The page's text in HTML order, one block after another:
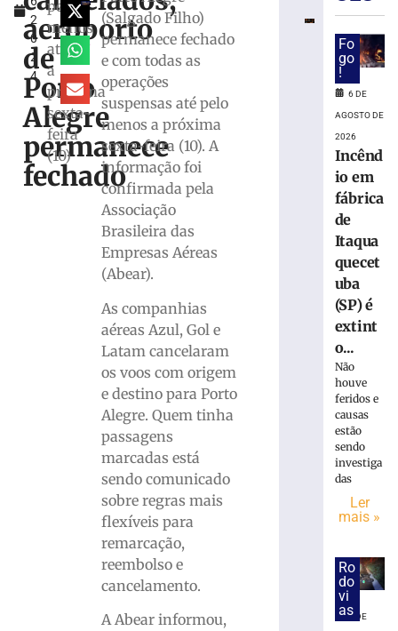
2
0
2
4
aeroporto
de
Porto
Alegre
permanece
fechado
pelo
menos
até
a
próxima
sexta-
feira
(10)
(Salgado Filho)
permanece fechado
e com todas as
operações
suspensas até pelo
menos a próxima
sexta-feira (10). A
informação foi
confirmada pela
Associação
Brasileira das
Empresas Aéreas
(Abear).
As companhias
aéreas Azul, Gol e
Latam cancelaram
os voos com origem
e destino para Porto
Alegre. Quem tinha
passagens
marcadas está
sendo comunicado
sobre regras mais
flexíveis para
remarcação,
reembolso e
cancelamento.
A Abear informou,
escultor
Karl
aproxima
estudantes
história
patrimônio
cultural
Brusque
Grande
chuva
ventos
Fo
go
!
6 DE
AGOSTO DE
2026
Incênd
io em
fábrica
de
Itaqua
quecet
uba
(SP) é
extint
o...
Não
houve
feridos e
causas
estão
sendo
investiga
das
Ler
mais »
Ro
do
vi
as6 DE